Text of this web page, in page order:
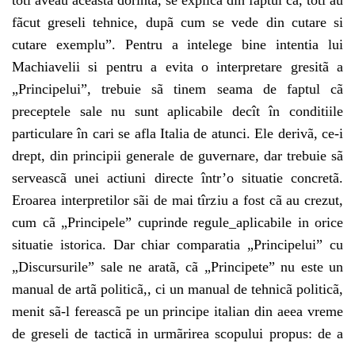
fãcut greseli tehnice, dupã cum se vede din cutare si
cutare exemplu”. Pentru a intelege bine intentia lui
Machiavelii si pentru a evita o interpretare gresitã a
„Principelui”, trebuie sã tinem seama de faptul cã
preceptele sale nu sunt aplicabile decît în conditiile
particulare în cari se afla Italia de atunci. Ele derivã, ce-i
drept, din principii generale de guvernare, dar trebuie sã
serveascã unei actiuni directe într’o situatie concretã.
Eroarea interpretilor sãi de mai tîrziu a fost cã au crezut,
cum cã „Principele” cuprinde regule_aplicabile in orice
situatie istorica. Dar chiar comparatia „Principelui” cu
„Discursurile” sale ne aratã, cã „Principete” nu este un
manual de artã politicã,, ci un manual de tehnicã politicã,
menit sã-l fereascã pe un principe italian din aeea vreme
de greseli de tacticã in urmãrirea scopului propus: de a